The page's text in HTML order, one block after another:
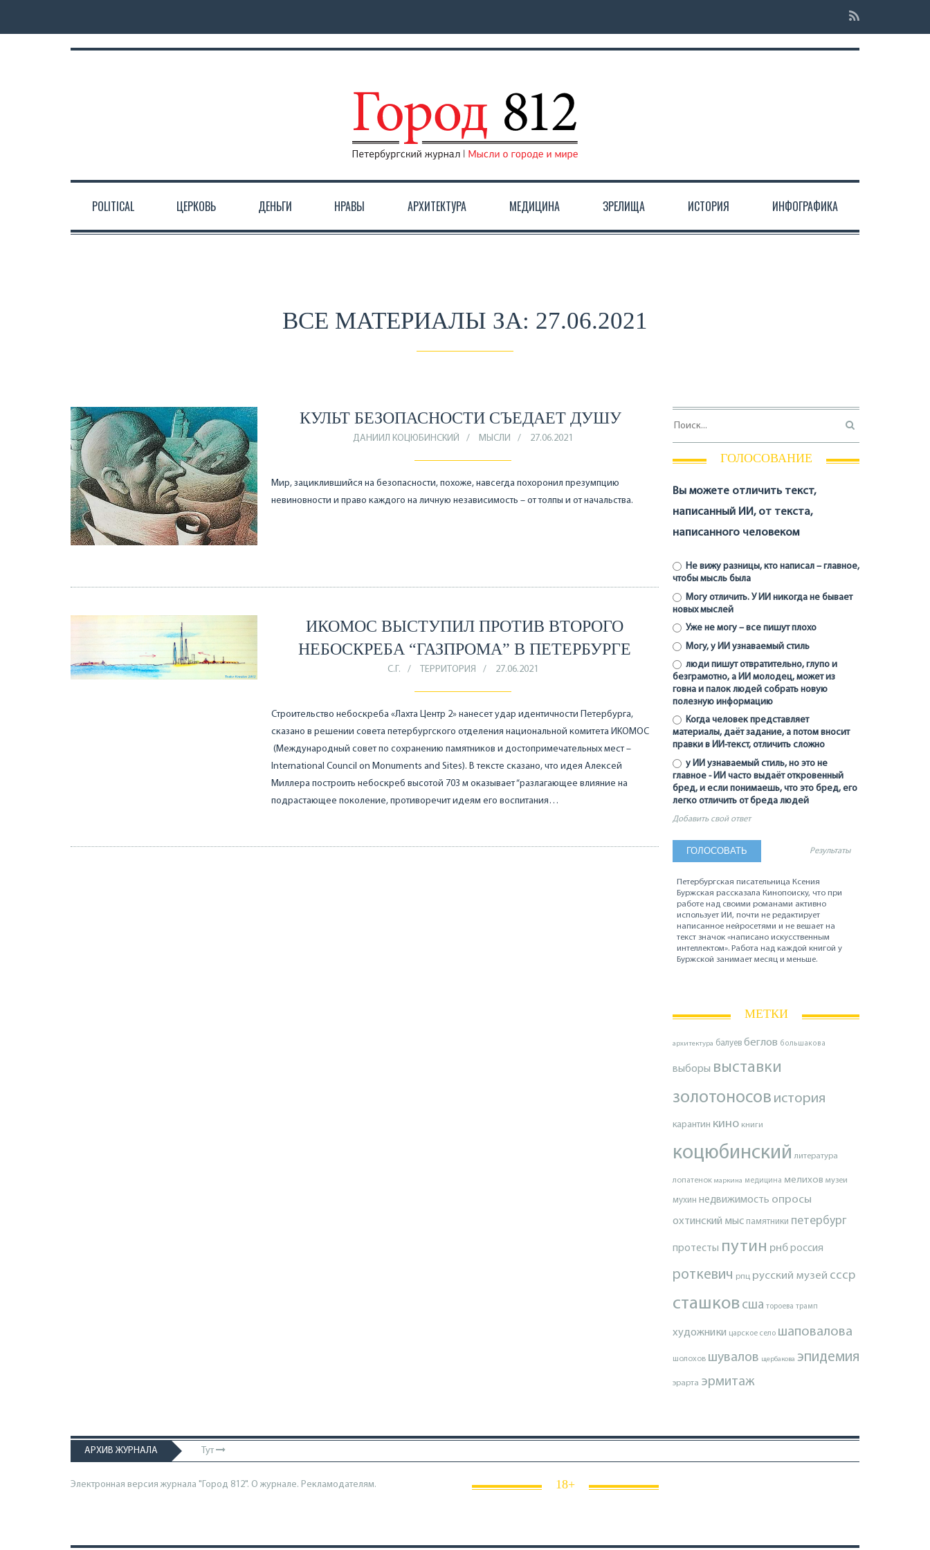
POLITICAL ЦЕРКОВЬ ДЕНЬГИ НРАВЫ АРХИТЕКТУРА МЕДИЦИНА ЗРЕЛИЩА ИСТОРИЯ ИНФОГРАФИКА
ВСЕ МАТЕРИАЛЫ ЗА: 27.06.2021
КУЛЬТ БЕЗОПАСНОСТИ СЪЕДАЕТ ДУШУ
ДАНИИЛ КОЦЮБИНСКИЙ МЫСЛИ 27.06.2021
Мир, зациклившийся на безопасности, похоже, навсегда похоронил презумпцию
невиновности и право каждого на личную независимость – от толпы и от начальства.
ИКОМОС ВЫСТУПИЛ ПРОТИВ ВТОРОГО
НЕБОСКРЕБА “ГАЗПРОМА” В ПЕТЕРБУРГЕ
С.Г. ТЕРРИТОРИЯ 27.06.2021
Строительство небоскреба «Лахта Центр 2» нанесет удар идентичности Петербурга,
сказано в решении совета петербургского отделения национальной комитета ИКОМОС
(Международный совет по сохранению памятников и достопримечательных мест –
International Council on Monuments and Sites). В тексте сказано, что идея Алексей
Миллера построить небоскреб высотой 703 м оказывает “разлагающее влияние на
подрастающее поколение, противоречит идеям его воспитания…
ГОЛОСОВАНИЕ
Вы можете отличить текст,
написанный ИИ, от текста,
написанного человеком
Не вижу разницы, кто написал – главное,
чтобы мысль была
Могу отличить. У ИИ никогда не бывает
новых мыслей
Уже не могу – все пишут плохо
Могу, у ИИ узнаваемый стиль
люди пишут отвратительно, глупо и
безграмотно, а ИИ молодец, может из
говна и палок людей собрать новую
полезную информацию
Когда человек представляет
материалы, даёт задание, а потом вносит
правки в ИИ-текст, отличить сложно
у ИИ узнаваемый стиль, но это не
главное - ИИ часто выдаёт откровенный
бред, и если понимаешь, что это бред, его
легко отличить от бреда людей
Добавить свой ответ
Результаты
Петербургская писательница Ксения
Буржская рассказала Кинопоиску, что при
работе над своими романами активно
использует ИИ, почти не редактирует
написанное нейросетями и не вешает на
текст значок «написано искусственным
интеллектом». Работа над каждой книгой у
Буржской занимает месяц и меньше.
МЕТКИ
архитектура балуев беглов большакова
выборы выставки
золотоносов история
карантин кино книги
коцюбинский литература
лопатенок маркина медицина мелихов музеи
мухин недвижимость опросы
охтинский мыс памятники петербург
протесты путин рнброссия
роткевич рпц русский музей ссср
сташков сша тороева трамп
художники царское село шаповалова
шолохов шувалов щербакова эпидемия
эрарта эрмитаж
АРХИВ ЖУРНАЛА Тут
Электронная версия журнала "Город 812". О журнале. Рекламодателям. 18+